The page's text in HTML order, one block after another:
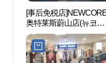
[事后免税店
奥特莱斯蔚山店(뉴코아
아울렛 울산점)